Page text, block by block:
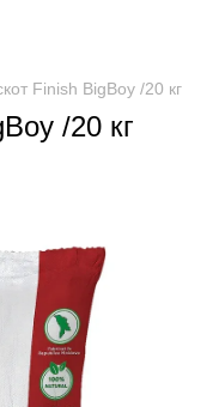
Finish BigBoy /20 кг
/20 кг